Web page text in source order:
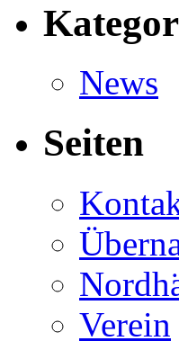
News
Seiten
Verein